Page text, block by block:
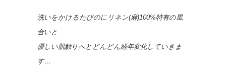
洗いをかけるたびのにリネン(麻)100%特有の風
合いと
優しい肌触りへとどんどん経年変化していきま
す…